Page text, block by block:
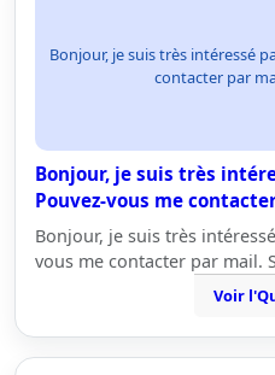
Bonjour, je suis très intéressé
contacter par
Bonjour, je suis très
Pouvez-vous me
Bonjour, je suis très
vous me contacter par mail.
Voir